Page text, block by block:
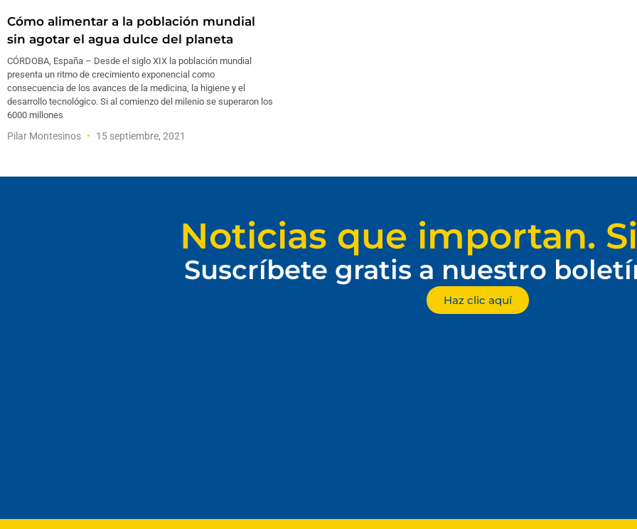
Cómo alimentar a la población mundial
sin agotar el agua dulce del planeta
CÓRDOBA, España – Desde el siglo XIX la población mundial
presenta un ritmo de crecimiento exponencial como
consecuencia de los avances de la medicina, la higiene y el
desarrollo tecnológico. Si al comienzo del milenio se superaron los
6000 millones
Pilar Montesinos 15 septiembre, 2021
Noticias que importan.
Suscríbete gratis a nuestro
Haz clic aquí